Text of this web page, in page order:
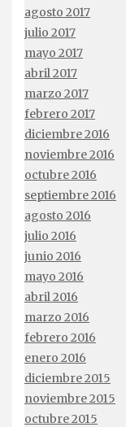
agosto 2017
julio 2017
mayo 2017
abril 2017
marzo 2017
febrero 2017
diciembre 2016
noviembre 2016
octubre 2016
septiembre 2016
agosto 2016
julio 2016
junio 2016
mayo 2016
abril 2016
marzo 2016
febrero 2016
enero 2016
diciembre 2015
noviembre 2015
octubre 2015